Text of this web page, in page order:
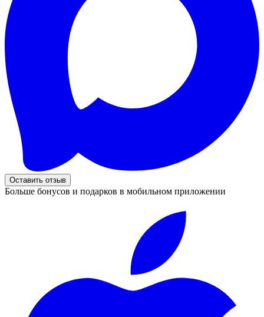
Оставить отзыв
Больше бонусов и подарков в мобильном приложении